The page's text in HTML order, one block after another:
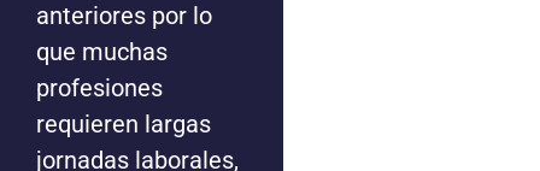
anteriores por lo
que muchas
profesiones
requieren largas
jornadas laborales,